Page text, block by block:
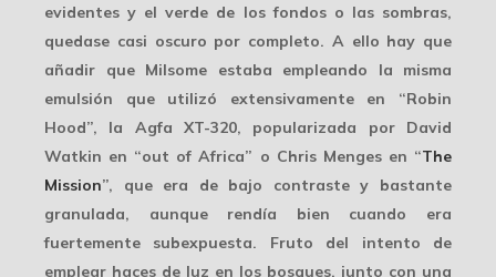
evidentes y el verde de los fondos o las sombras,
quedase casi oscuro por completo. A ello hay que
añadir que Milsome estaba empleando la misma
emulsión que utilizó extensivamente en “Robin
Hood”, la Agfa XT-320, popularizada por David
Watkin en “out of Africa” o Chris Menges en “The
Mission”, que era de bajo contraste y bastante
granulada, aunque rendía bien cuando era
fuertemente subexpuesta. Fruto del intento de
emplear haces de luz en los bosques, junto con una